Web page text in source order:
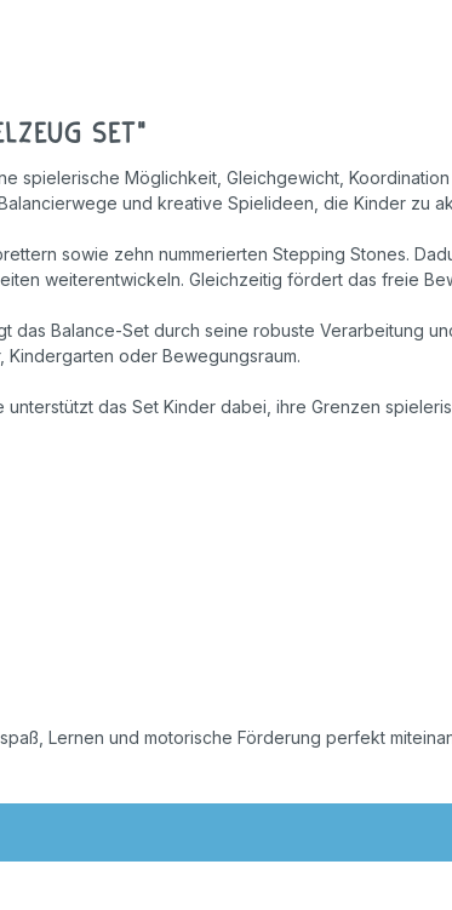
Set"
spielerische Möglichkeit, Gleichgewicht,
und kreative Spielideen, die Kinder zu
sowie zehn nummerierten Stepping Stones.
weiterentwickeln. Gleichzeitig fördert das freie
das Balance-Set durch seine robuste Verarbeitung
Kindergarten oder Bewegungsraum.
das Set Kinder dabei, ihre Grenzen
Lernen und motorische Förderung perfekt